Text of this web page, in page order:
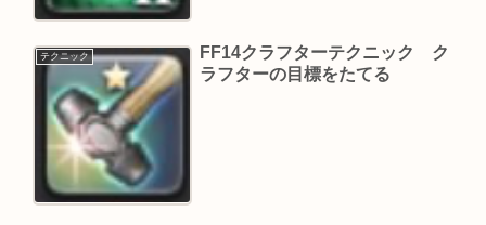
テクニック
FF14クラフターテクニック ク
ラフターの目標をたてる